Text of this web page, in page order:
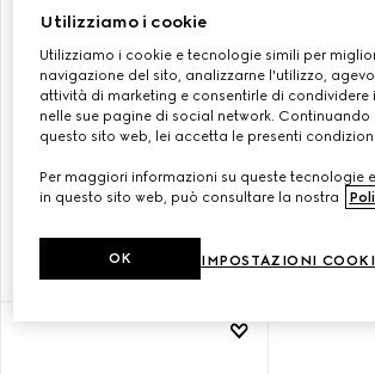
COLLANA GUCCI
INTERLOCKING ORO 18K CON
£ 2,740
Utilizziamo i cookie
Utilizziamo i cookie e tecnologie simili per
navigazione del sito, analizzarne l'utilizzo,
attività di marketing e consentirle di condividere
nelle sue pagine di social network. Continuando
questo sito web, lei accetta le presenti
Per maggiori informazioni su queste tecnologie
in questo sito web, può consultare la nostra
IMPOSTAZIONI
OK